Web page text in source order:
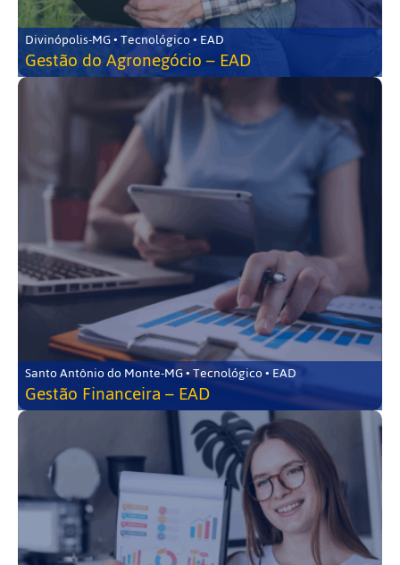
Divinópolis-MG • Tecnológico • EAD
Gestão do Agronegócio – EAD
Santo Antônio do Monte-MG • Tecnológico • EAD
Gestão Financeira – EAD